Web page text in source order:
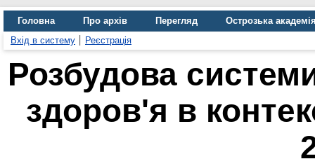
Головна Про архів Перегляд
Острозька
Вхід в систему
Реєстрація
Розбудова
здоров'я в